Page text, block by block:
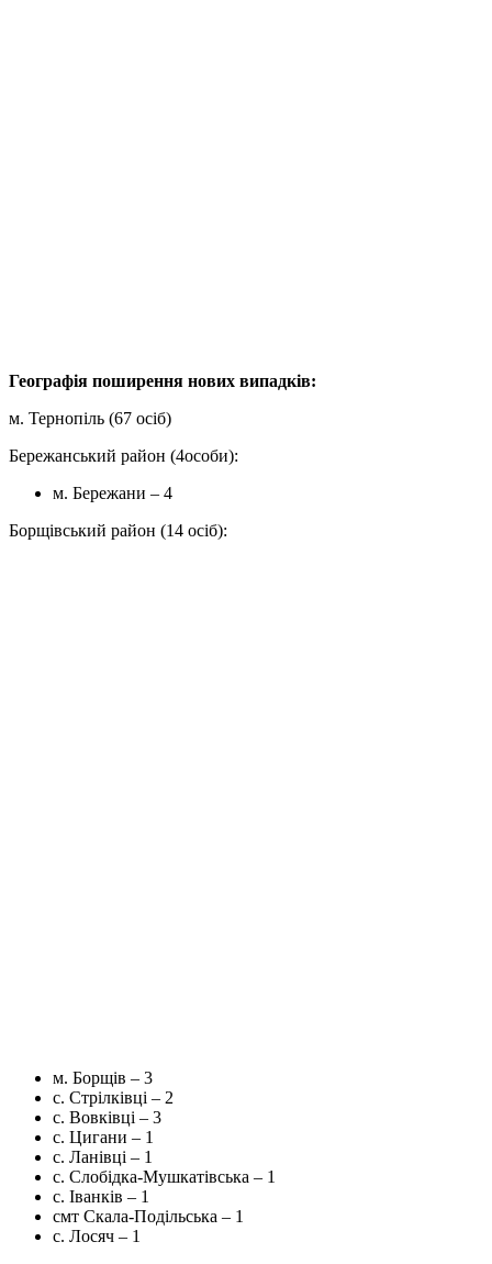
Географія поширення нових випадків:
м. Тернопіль (67 осіб)
Бережанський район (4особи):
м. Бережани – 4
Борщівський район (14 осіб):
м. Борщів – 3
с. Стрілківці – 2
с. Вовківці – 3
с. Цигани – 1
с. Ланівці – 1
с. Слобідка-Мушкатівська – 1
с. Іванків – 1
смт Скала-Подільська – 1
с. Лосяч – 1